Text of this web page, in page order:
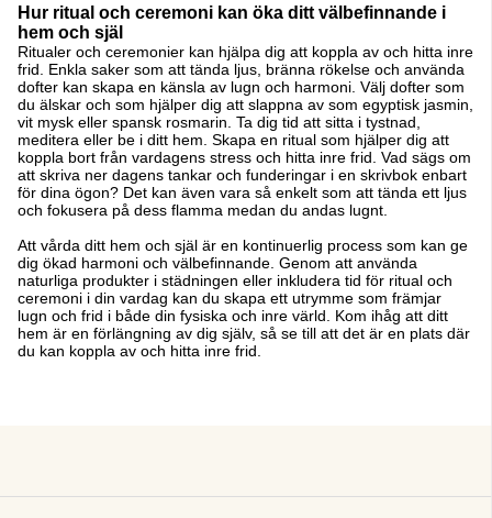
Hur ritual och ceremoni kan öka ditt välbefinnande i
hem och själ
Ritualer och ceremonier kan hjälpa dig att koppla av och hitta inre
frid. Enkla saker som att tända ljus, bränna rökelse och använda
dofter kan skapa en känsla av lugn och harmoni. Välj dofter som
du älskar och som hjälper dig att slappna av som egyptisk jasmin,
vit mysk eller spansk rosmarin. Ta dig tid att sitta i tystnad,
meditera eller be i ditt hem. Skapa en ritual som hjälper dig att
koppla bort från vardagens stress och hitta inre frid. Vad sägs om
att skriva ner dagens tankar och funderingar i en skrivbok enbart
för dina ögon? Det kan även vara så enkelt som att tända ett ljus
och fokusera på dess flamma medan du andas lugnt.
Att vårda ditt hem och själ är en kontinuerlig process som kan ge
dig ökad harmoni och välbefinnande. Genom att använda
naturliga produkter i städningen eller inkludera tid för ritual och
ceremoni i din vardag kan du skapa ett utrymme som främjar
lugn och frid i både din fysiska och inre värld. Kom ihåg att ditt
hem är en förlängning av dig själv, så se till att det är en plats där
du kan koppla av och hitta inre frid.